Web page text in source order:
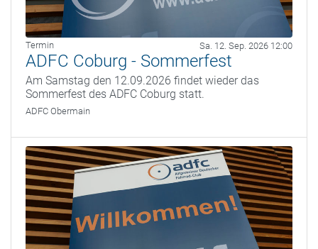
Termin Sa. 12. Sep. 2026 12:00
ADFC Coburg - Sommerfest
Am Samstag den 12.09.2026 findet wieder das
Sommerfest des ADFC Coburg statt.
ADFC Obermain